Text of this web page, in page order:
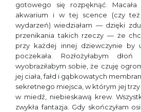
gotowego się rozpęknąć.
akwarium i w tej scence (czy
wydarzeń) wiedziałam — dzięki
przenikania takich rzeczy — że
przy każdej innej dziewczynie by
poczekała. Rozłożyłabym
wyobraziłabym sobie, że czuję
jej ciała, fałd i gąbkowatych
sekretnego miejsca, w którym jej
w miedź, niebieskawą krew.
zwykła fantazja. Gdy skończyłam